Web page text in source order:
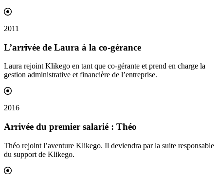
2011
L’arrivée de Laura à la co-gérance
Laura rejoint Klikego en tant que co-gérante et prend en charge la
gestion administrative et financière de l’entreprise.
2016
Arrivée du premier salarié : Théo
Théo rejoint l’aventure Klikego. Il deviendra par la suite responsable
du support de Klikego.